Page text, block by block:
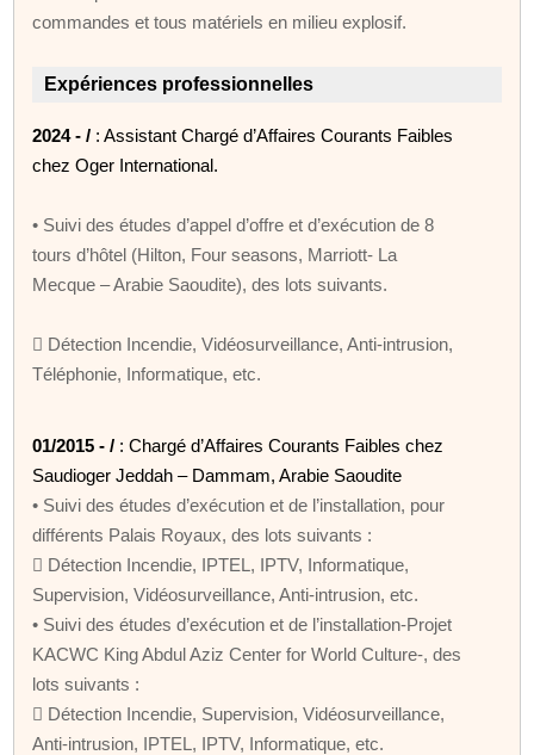
commandes et tous matériels en milieu explosif.
Expériences professionnelles
2024 - / : Assistant Chargé d’Affaires Courants Faibles
chez Oger International.
• Suivi des études d’appel d’offre et d’exécution de 8
tours d’hôtel (Hilton, Four seasons, Marriott- La
Mecque – Arabie Saoudite), des lots suivants.
 Détection Incendie, Vidéosurveillance, Anti-intrusion,
Téléphonie, Informatique, etc.
01/2015 - / : Chargé d’Affaires Courants Faibles chez
Saudioger Jeddah – Dammam, Arabie Saoudite
• Suivi des études d’exécution et de l’installation, pour
différents Palais Royaux, des lots suivants :
 Détection Incendie, IPTEL, IPTV, Informatique,
Supervision, Vidéosurveillance, Anti-intrusion, etc.
• Suivi des études d’exécution et de l’installation-Projet
KACWC King Abdul Aziz Center for World Culture-, des
lots suivants :
 Détection Incendie, Supervision, Vidéosurveillance,
Anti-intrusion, IPTEL, IPTV, Informatique, etc.